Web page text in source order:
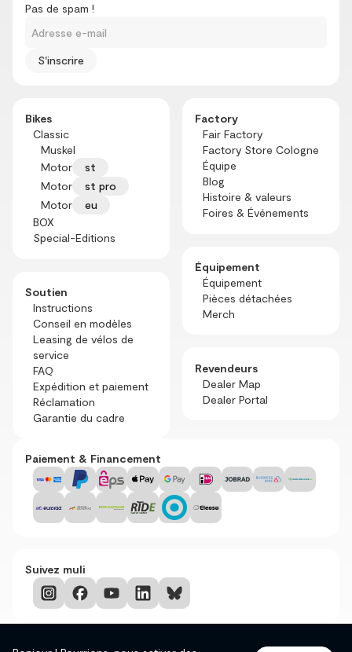
Pas de spam !
Bikes
Classic
Muskel
Motor
st
Motor
st pro
Motor
eu
BOX
Special-Editions
Factory
Fair Factory
Factory Store Cologne
Équipe
Blog
Histoire & valeurs
Foires & Événements
Équipement
Équipement
Pièces détachées
Merch
Soutien
Instructions
Conseil en modèles
Leasing de vélos de
service
FAQ
Expédition et paiement
Réclamation
Garantie du cadre
Revendeurs
Dealer Map
Dealer Portal
Paiement & Financement
Suivez muli